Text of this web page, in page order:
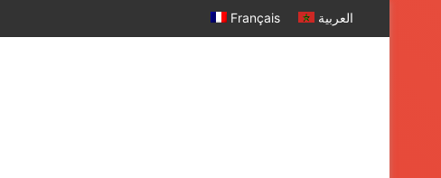
Français العربية